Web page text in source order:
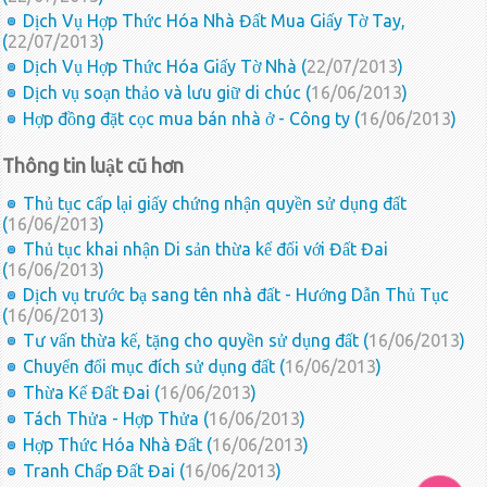
Dịch Vụ Hợp Thức Hóa Nhà Đất Mua Giấy Tờ Tay,
(22/07/2013)
Dịch Vụ Hợp Thức Hóa Giấy Tờ Nhà (22/07/2013)
Dịch vụ soạn thảo và lưu giữ di chúc (16/06/2013)
Hợp đồng đặt cọc mua bán nhà ở - Công ty (16/06/2013)
Thông tin luật cũ hơn
Thủ tục cấp lại giấy chứng nhận quyền sử dụng đất
(16/06/2013)
Thủ tục khai nhận Di sản thừa kế đối với Đất Đai
(16/06/2013)
Dịch vụ trước bạ sang tên nhà đất - Hướng Dẫn Thủ Tục
(16/06/2013)
Tư vấn thừa kế, tặng cho quyền sử dụng đất (16/06/2013)
Chuyển đổi mục đích sử dụng đất (16/06/2013)
Thừa Kế Đất Đai (16/06/2013)
Tách Thửa - Hợp Thửa (16/06/2013)
Hợp Thức Hóa Nhà Đất (16/06/2013)
Tranh Chấp Đất Đai (16/06/2013)